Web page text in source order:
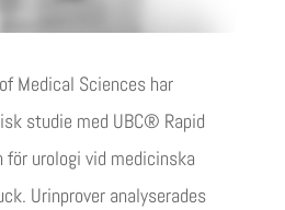
Medical Sciences har
studie med UBC® Rapid
för urologi vid medicinska
Urinprover analyserades